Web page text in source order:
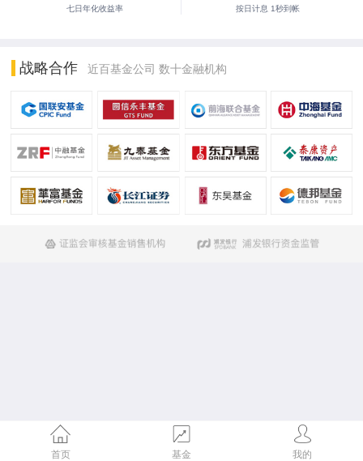
重要！关于完善投资者身份信息的温馨提醒
七日年化收益率 按日计息 1秒到帐
战略合作 近百基金公司 数十金融机构
首页 基金 我的